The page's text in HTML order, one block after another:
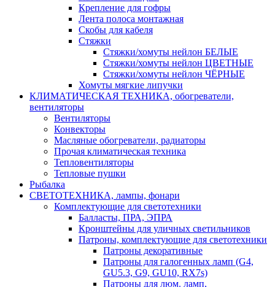
Крепление для гофры
Лента полоса монтажная
Скобы для кабеля
Стяжки
Стяжки/хомуты нейлон БЕЛЫЕ
Стяжки/хомуты нейлон ЦВЕТНЫЕ
Стяжки/хомуты нейлон ЧЁРНЫЕ
Хомуты мягкие липучки
КЛИМАТИЧЕСКАЯ ТЕХНИКА, обогреватели,
вентиляторы
Вентиляторы
Конвекторы
Масляные обогреватели, радиаторы
Прочая климатическая техника
Тепловентиляторы
Тепловые пушки
Рыбалка
СВЕТОТЕХНИКА, лампы, фонари
Комплектующие для светотехники
Балласты, ПРА, ЭПРА
Кронштейны для уличных светильников
Патроны, комплектующие для светотехники
Патроны декоративные
Патроны для галогенных ламп (G4,
GU5.3, G9, GU10, RX7s)
Патроны для люм. ламп,